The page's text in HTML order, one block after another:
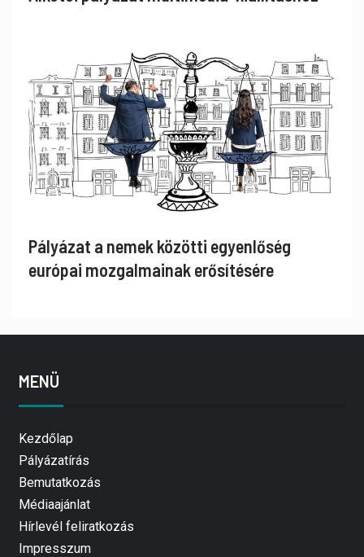
Pályázat a nemek közötti egyenlőség
európai mozgalmainak erősítésére
MENÜ
Kezdőlap
Pályázatírás
Bemutatkozás
Médiaajánlat
Hírlevél feliratkozás
Impresszum